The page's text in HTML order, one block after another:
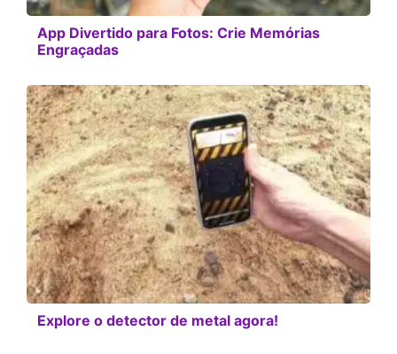
App Divertido para Fotos: Crie Memórias
Engraçadas
Explore o detector de metal agora!